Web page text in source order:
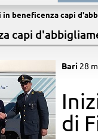
in beneficenza capi
capi
Bari 28
di